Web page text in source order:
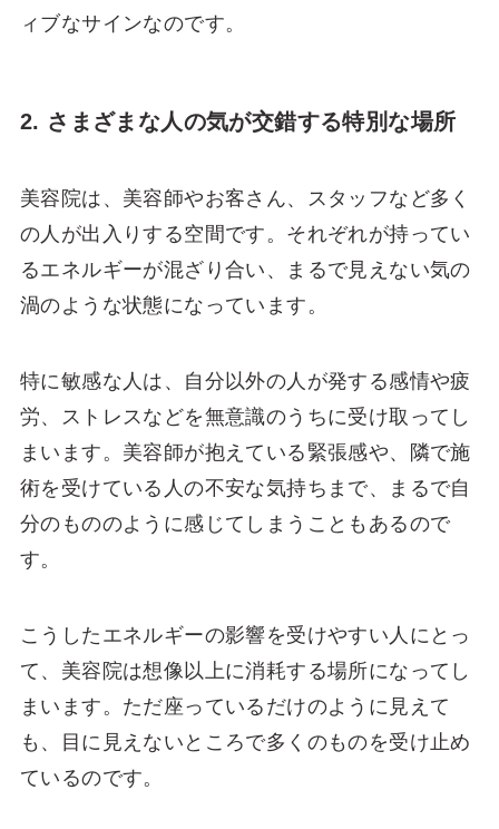
ィブなサインなのです。
2. さまざまな人の気が交錯する特別な場所
美容院は、美容師やお客さん、スタッフなど多く
の人が出入りする空間です。それぞれが持ってい
るエネルギーが混ざり合い、まるで見えない気の
渦のような状態になっています。
特に敏感な人は、自分以外の人が発する感情や疲
労、ストレスなどを無意識のうちに受け取ってし
まいます。美容師が抱えている緊張感や、隣で施
術を受けている人の不安な気持ちまで、まるで自
分のもののように感じてしまうこともあるので
す。
こうしたエネルギーの影響を受けやすい人にとっ
て、美容院は想像以上に消耗する場所になってし
まいます。ただ座っているだけのように見えて
も、目に見えないところで多くのものを受け止め
ているのです。